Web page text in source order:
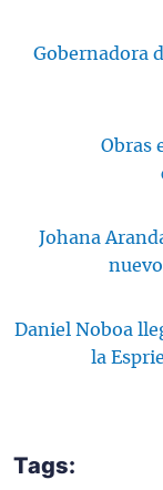
Gobernadora
Obras
Johana
Daniel Noboa
la
Tags: